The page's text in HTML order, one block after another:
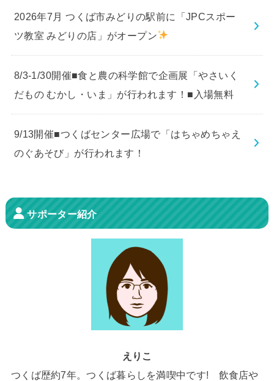
2026年7月 つくば市みどりの駅前に「JPCスポー
ツ教室 みどりの店」がオープン
8/3-1/30開催■食と農の科学館で企画展「やさいく
だもの むかし・いま」が行われます！■入場無料
9/13開催■つくばセンター広場で「はちゃめちゃえ
のぐあそび」が行われます！
サポーター紹介
えりこ
つくば歴約7年。つくば暮らしを満喫中です! 飲食店や